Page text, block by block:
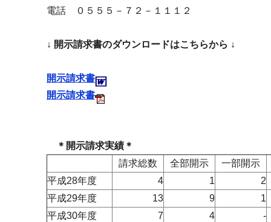
電話 ０５５５－７２－１１１２
↓ 開示請求書のダウンロードはこちらから ↓
開示請求書
開示請求書
＊開示請求実績＊
請求総数
全部開示
一部開示
平成28年度
4 1
2
平成29年度
13 9
1
平成30年度
7 4
-